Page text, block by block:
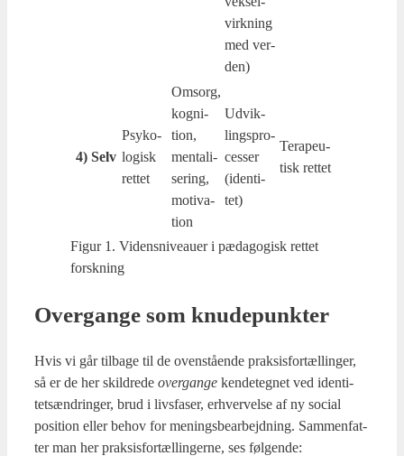
virk­ning
med ver­
den)
4) Selv
Psy­ko­
lo­gisk
ret­tet
Omsorg,
kog­ni­
tion,
men­ta­li­
se­ring,
moti­va­
tion
Udvik­
lings­pro­
ces­ser
(iden­ti­
tet)
Tera­pe­u­
tisk ret­tet
Figur 1. Videns­ni­veau­er i pæda­go­gisk ret­tet
forsk­ning
Over­gan­ge som knu­de­punk­ter
Hvis vi går til­ba­ge til de oven­stå­en­de prak­sis­for­tæl­lin­ger,
så er de her skil­dre­de over­gan­ge ken­de­teg­net ved iden­ti­
tets­æn­drin­ger, brud i livs­fa­ser, erhver­vel­se af ny soci­al
posi­tion eller behov for menings­be­ar­bejd­ning. Sam­men­fat­
ter man her prak­sis­for­tæl­lin­ger­ne, ses føl­gen­de: